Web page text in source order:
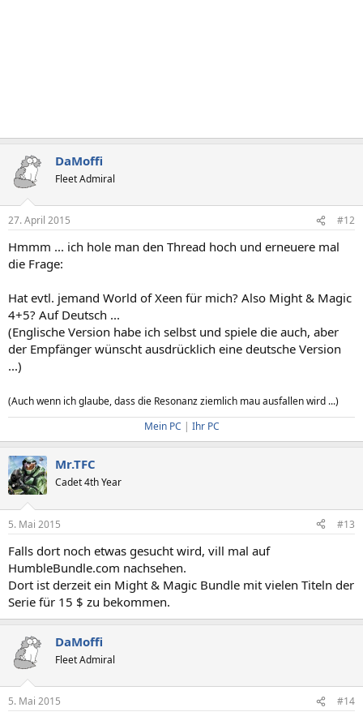
DaMoffi
Fleet Admiral
27. April 2015 #12
Hmmm ... ich hole man den Thread hoch und erneuere mal
die Frage:
Hat evtl. jemand World of Xeen für mich? Also Might & Magic
4+5? Auf Deutsch ...
(Englische Version habe ich selbst und spiele die auch, aber
der Empfänger wünscht ausdrücklich eine deutsche Version
...)
(Auch wenn ich glaube, dass die Resonanz ziemlich mau ausfallen wird ...)
Mein PC | Ihr PC
Mr.TFC
Cadet 4th Year
5. Mai 2015 #13
Falls dort noch etwas gesucht wird, vill mal auf
HumbleBundle.com nachsehen.
Dort ist derzeit ein Might & Magic Bundle mit vielen Titeln der
Serie für 15 $ zu bekommen.
DaMoffi
Fleet Admiral
5. Mai 2015 #14